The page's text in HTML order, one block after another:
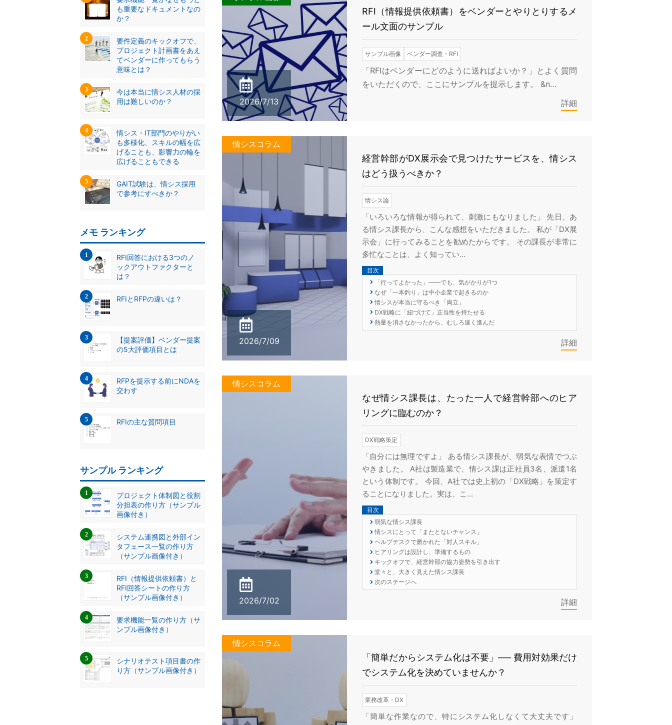
2026/7/13
RFI（情報提供依頼書）をベンダーとやりとりするメ
ール文面のサンプル
サンプル画像 ベンダー調査・RFI
「RFIはベンダーにどのように送ればよいか？」とよく質問
をいただくので、ここにサンプルを提示します。 &n…
詳細
情シスコラム
2026/7/09
経営幹部がDX展示会で見つけたサービスを、情シス
はどう扱うべきか？
情シス論
「いろいろな情報が得られて、刺激にもなりました」 先日、あ
る情シス課長から、こんな感想をいただきました。 私が「DX展
示会」に行ってみることを勧めたからです。 その課長が非常に
多忙なことは、よく知ってい...
目次
「行ってよかった」——でも、気がかりが1つ
なぜ「一本釣り」は中小企業で起きるのか
情シスが本当に守るべき「両立」
DX戦略に「紐づけて」正当性を持たせる
熱量を消さなかったから、むしろ速く進んだ
詳細
情シスコラム
2026/7/02
なぜ情シス課長は、たった一人で経営幹部へのヒア
リングに臨むのか？
DX戦略策定
「自分には無理ですよ」 ある情シス課長が、弱気な表情でつぶ
やきました。 A社は製造業で、情シス課は正社員3名、派遣1名
という体制です。 今回、A社では史上初の「DX戦略」を策定す
ることになりました。実は、こ...
目次
弱気な情シス課長
情シスにとって「またとないチャンス」
ヘルプデスクで磨かれた「対人スキル」
ヒアリングは設計し、準備するもの
キックオフで、経営幹部の協力姿勢を引き出す
堂々と、大きく見えた情シス課長
次のステージへ
詳細
情シスコラム
「簡単だからシステム化は不要」── 費用対効果だけ
でシステム化を決めていませんか？
業務改革・DX
「簡単な作業なので、特にシステム化しなくて大丈夫です」
も重要なドキュメントなの
か？
要件定義のキックオフで、
プロジェクト計画書をあえ
てベンダーに作ってもらう
意味とは？
今は本当に情シス人材の採
用は難しいのか？
情シス・IT部門のやりがい
も多様化、スキルの幅を広
げることも、影響力の輪を
広げることもできる
GAIT試験は、情シス採用
で参考にすべきか？
メモ ランキング
RFI回答における3つのノ
ックアウトファクターと
は？
RFIとRFPの違いは？
【提案評価】ベンダー提案
の5大評価項目とは
RFPを提示する前にNDAを
交わす
RFIの主な質問項目
サンプル ランキング
プロジェクト体制図と役割
分担表の作り方（サンプル
画像付き）
システム連携図と外部イン
タフェース一覧の作り方
（サンプル画像付き）
RFI（情報提供依頼書）と
RFI回答シートの作り方
（サンプル画像付き）
要求機能一覧の作り方（サ
ンプル画像付き）
シナリオテスト項目書の作
り方（サンプル画像付き）